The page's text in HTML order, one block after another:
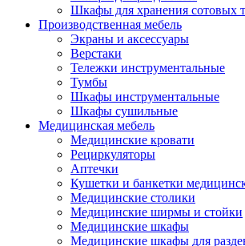
Шкафы для хранения сотовых
Производственная мебель
Экраны и аксессуары
Верстаки
Тележки инструментальные
Тумбы
Шкафы инструментальные
Шкафы сушильные
Медицинская мебель
Медицинские кровати
Рециркуляторы
Аптечки
Кушетки и банкетки
Медицинские столики
Медицинские ширмы и стойки
Медицинские шкафы
Медицинские шкафы для